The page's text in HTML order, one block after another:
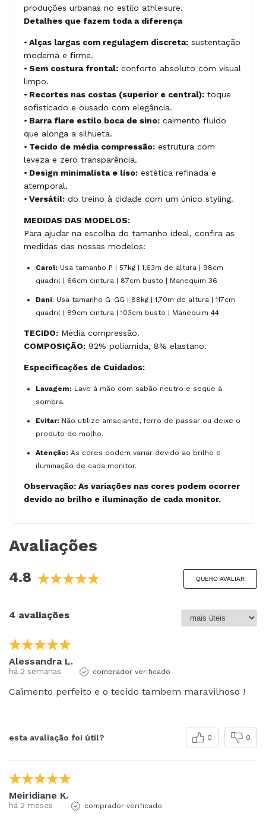
produções urbanas no estilo athleisure.
Detalhes que fazem toda a diferença
• Alças largas com regulagem discreta: sustentação
moderna e firme.
• Sem costura frontal: conforto absoluto com visual
limpo.
• Recortes nas costas (superior e central): toque
sofisticado e ousado com elegância.
• Barra flare estilo boca de sino: caimento fluido
que alonga a silhueta.
• Tecido de média compressão: estrutura com
leveza e zero transparência.
• Design minimalista e liso: estética refinada e
atemporal.
• Versátil: do treino à cidade com um único styling.
MEDIDAS DAS MODELOS:
Para ajudar na escolha do tamanho ideal, confira as
medidas das nossas modelos:
Carol: Usa tamanho P | 57kg | 1,63m de altura | 98cm
quadril | 66cm cintura | 87cm busto | Manequim 36
Dani: Usa tamanho G-GG | 88kg | 1,70m de altura | 117cm
quadril | 89cm cintura | 103cm busto | Manequim 44
TECIDO: Média compressão.
COMPOSIÇÃO: 92% poliamida, 8% elastano.
Especificações de Cuidados:
Lavagem: Lave à mão com sabão neutro e seque à
sombra.
Evitar: Não utilize amaciante, ferro de passar ou deixe o
produto de molho.
Atenção: As cores podem variar devido ao brilho e
iluminação de cada monitor.
Observação: As variações nas cores podem ocorrer
devido ao brilho e iluminação de cada monitor.
Avaliações
4.8 QUERO AVALIAR
4 avaliações
Alessandra L.
há 2 semanas comprador verificado
Caimento perfeito e o tecido tambem maravilhoso !
esta avaliação foi útil? 0 0
Meiridiane K.
há 2 meses comprador verificado